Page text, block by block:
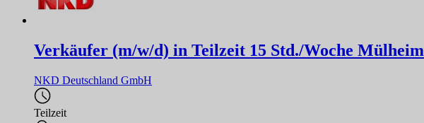
Verkäufer (m/w/d) in Teilzeit 15 Std./Woche Mülheim
NKD Deutschland GmbH
Teilzeit